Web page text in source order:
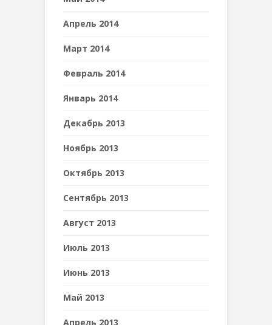
Апрель 2014
Март 2014
Февраль 2014
Январь 2014
Декабрь 2013
Ноябрь 2013
Октябрь 2013
Сентябрь 2013
Август 2013
Июль 2013
Июнь 2013
Май 2013
Апрель 2013